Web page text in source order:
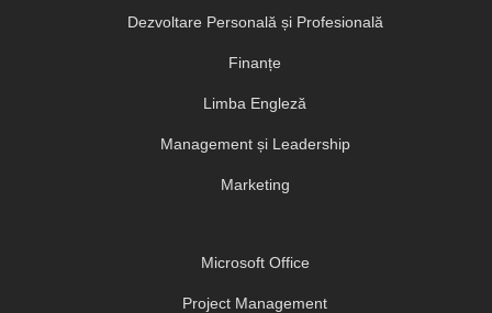
Dezvoltare Personală și Profesională
Finanțe
Limba Engleză
Management și Leadership
Marketing
Microsoft Office
Project Management